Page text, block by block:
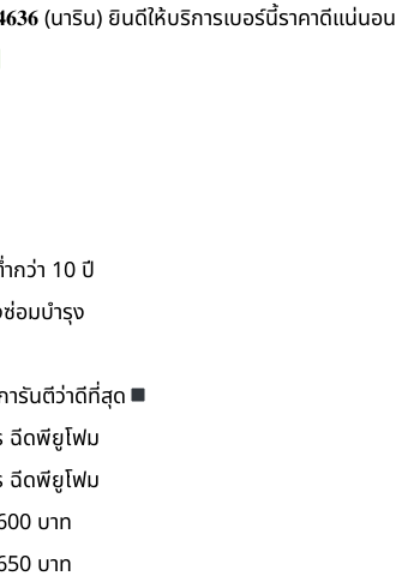
(นาริน) ยินดีให้บริการเบอร์นี้ราคาดีแน่นอน
กว่า 10 ปี
อมบำรุง
รันตีว่าดีที่สุด
ฉีดพียูโฟม
ฉีดพียูโฟม
บาท
บาท